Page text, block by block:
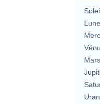
Lune
Mars